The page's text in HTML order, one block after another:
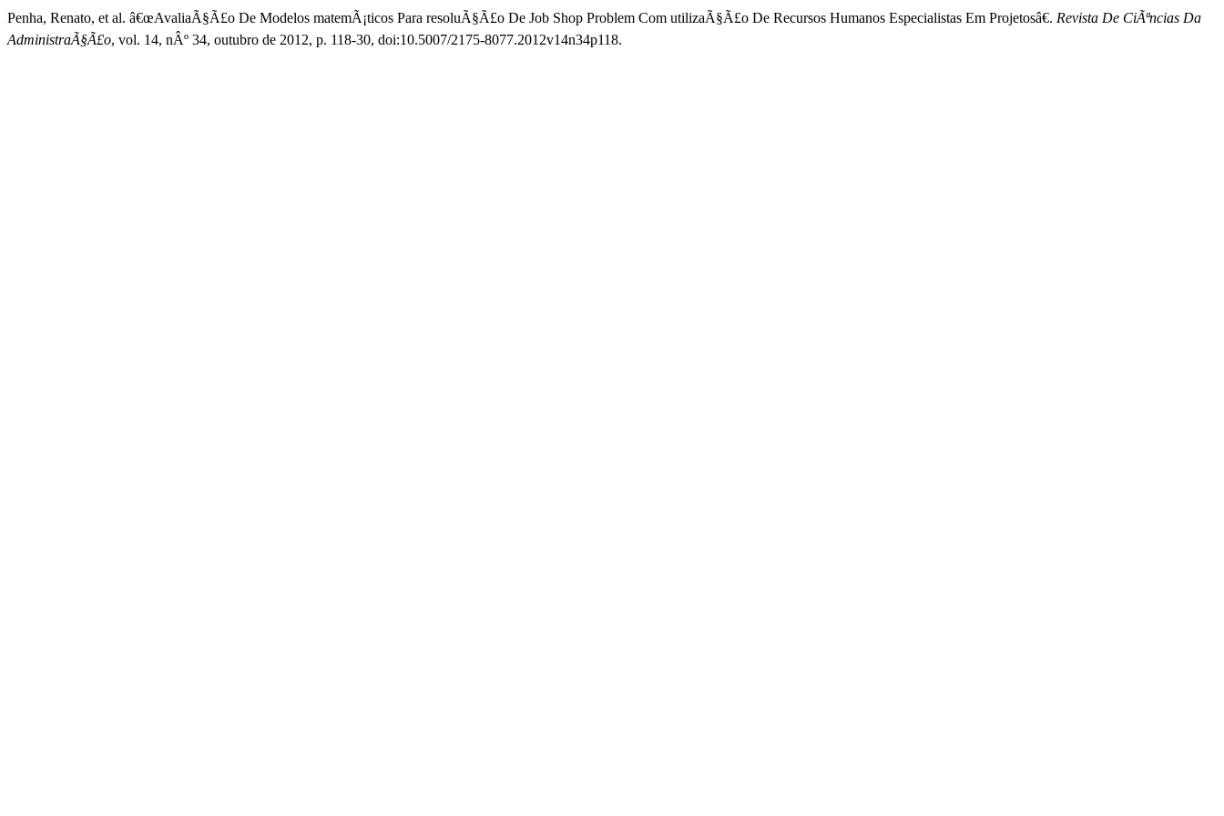
Penha, Renato, et al. â€œAvaliaÃ§Ã£o De Modelos matemÃ¡ticos Para resoluÃ§Ã£o De Job Shop Problem Com utilizaÃ§Ã£o De Recursos Humanos Especialistas Em Projetosâ€. Revista De CiÃªncias Da
AdministraÃ§Ã£o, vol. 14, nÂº 34, outubro de 2012, p. 118-30, doi:10.5007/2175-8077.2012v14n34p118.